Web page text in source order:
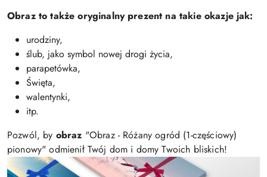
Obraz to także oryginalny prezent na takie okazje jak:
urodziny,
ślub, jako symbol nowej drogi życia,
parapetówka,
Święta,
walentynki,
itp.
Pozwól, by obraz "Obraz - Różany ogród (1-częściowy)
pionowy" odmienił Twój dom i domy Twoich bliskich!